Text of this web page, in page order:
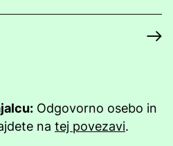
Odgovorno osebo in
na tej povezavi.